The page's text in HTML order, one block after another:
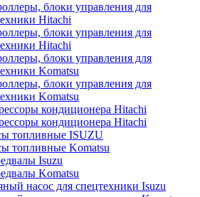
блоки управления для
Hitachi
блоки управления для
Hitachi
блоки управления для
Komatsu
блоки управления для
Komatsu
кондиционера Hitachi
кондиционера Hitachi
топливные ISUZU
топливные Komatsu
Isuzu
Komatsu
насос для спецтехники Isuzu